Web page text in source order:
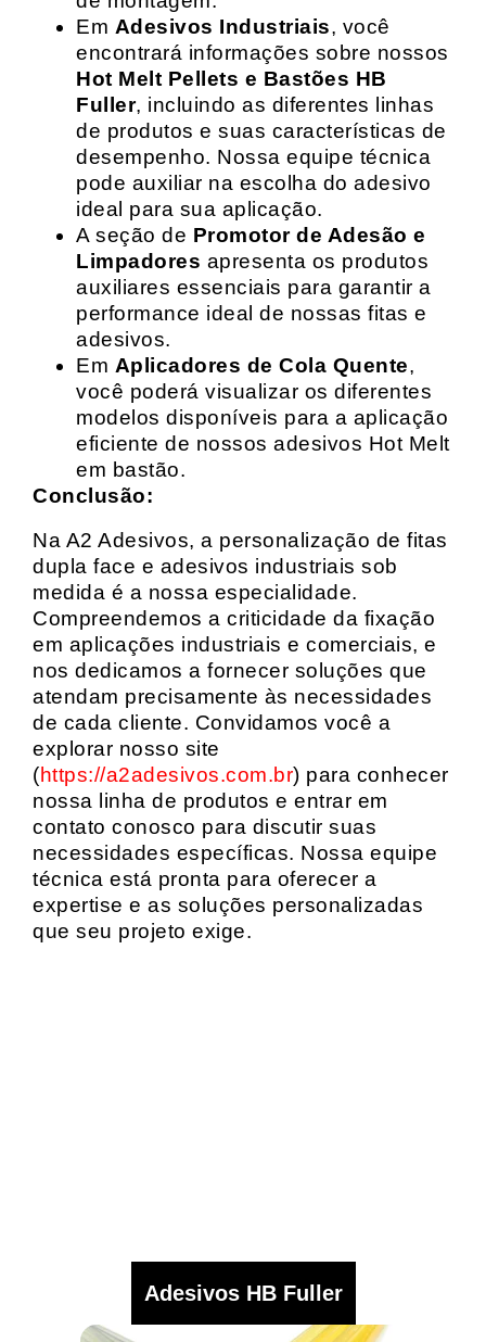
Em Adesivos Industriais, você
encontrará informações sobre nossos
Hot Melt Pellets e Bastões HB
Fuller, incluindo as diferentes linhas
de produtos e suas características de
desempenho. Nossa equipe técnica
pode auxiliar na escolha do adesivo
ideal para sua aplicação.
A seção de Promotor de Adesão e
Limpadores apresenta os produtos
auxiliares essenciais para garantir a
performance ideal de nossas fitas e
adesivos.
Em Aplicadores de Cola Quente,
você poderá visualizar os diferentes
modelos disponíveis para a aplicação
eficiente de nossos adesivos Hot Melt
em bastão.
Conclusão:
Na A2 Adesivos, a personalização de fitas
dupla face e adesivos industriais sob
medida é a nossa especialidade.
Compreendemos a criticidade da fixação
em aplicações industriais e comerciais, e
nos dedicamos a fornecer soluções que
atendam precisamente às necessidades
de cada cliente. Convidamos você a
explorar nosso site
(https://a2adesivos.com.br) para conhecer
nossa linha de produtos e entrar em
contato conosco para discutir suas
necessidades específicas. Nossa equipe
técnica está pronta para oferecer a
expertise e as soluções personalizadas
que seu projeto exige.
Adesivos HB Fuller